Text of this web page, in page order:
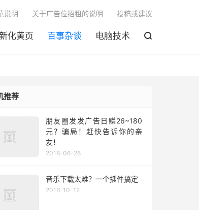
化黄页 百事杂谈 电脑技术 
说明 关于广告位招租的说明 投稿或建议
推荐
朋友圈发发广告日赚26~180
元？骗局！赶快告诉你的亲
友！
2018-06-28
音乐下载太难？一个插件搞定
2016-10-12